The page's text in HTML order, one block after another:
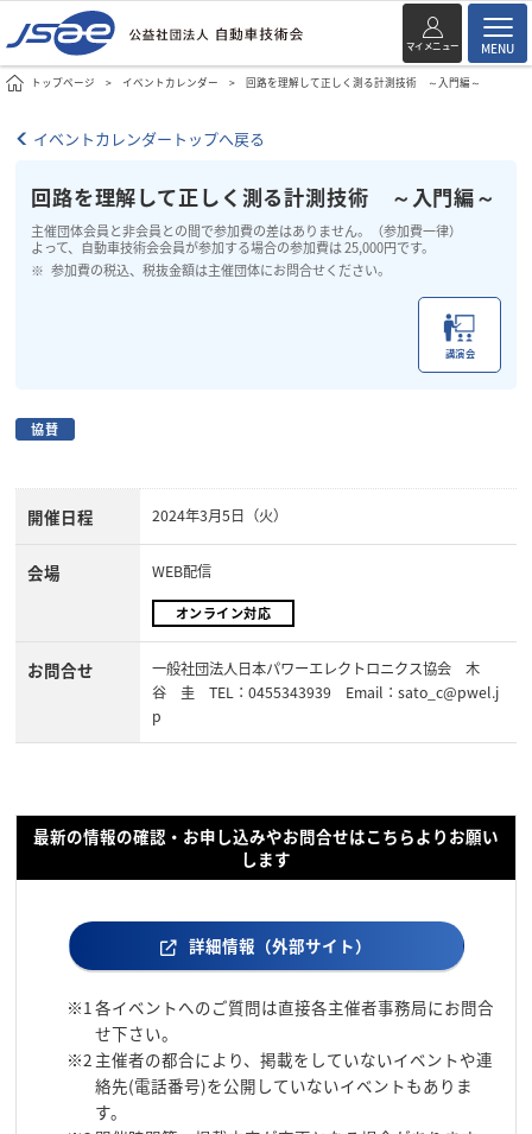
マイメニュー MENU
トップページ イベントカレンダー 回路を理解して正しく測る計測技術 ～入門編～
イベントカレンダートップへ戻る
回路を理解して正しく測る計測技術 ～入門編～
主催団体会員と非会員との間で参加費の差はありません。（参加費一律）
よって、自動車技術会会員が参加する場合の参加費は 25,000円です。
参加費の税込、税抜金額は主催団体にお問合せください。
講演会
協賛
開催日程 2024年3月5日（火）
会場 WEB配信
オンライン対応
お問合せ
一般社団法人日本パワーエレクトロニクス協会 木
谷 圭 TEL：0455343939 Email：sato_c@pwel.j
p
最新の情報の確認・お申し込みやお問合せはこちらよりお願い
します
詳細情報（外部サイト）
※1 各イベントへのご質問は直接各主催者事務局にお問合
せ下さい。
※2 主催者の都合により、掲載をしていないイベントや連
絡先(電話番号)を公開していないイベントもありま
す。